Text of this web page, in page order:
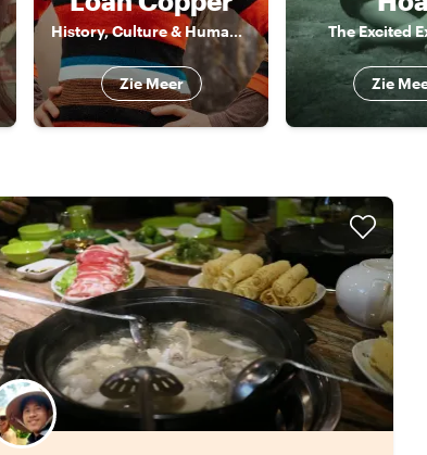
History, Culture & Human Stories of Vietnam
Zie Meer
The Excited
Zie